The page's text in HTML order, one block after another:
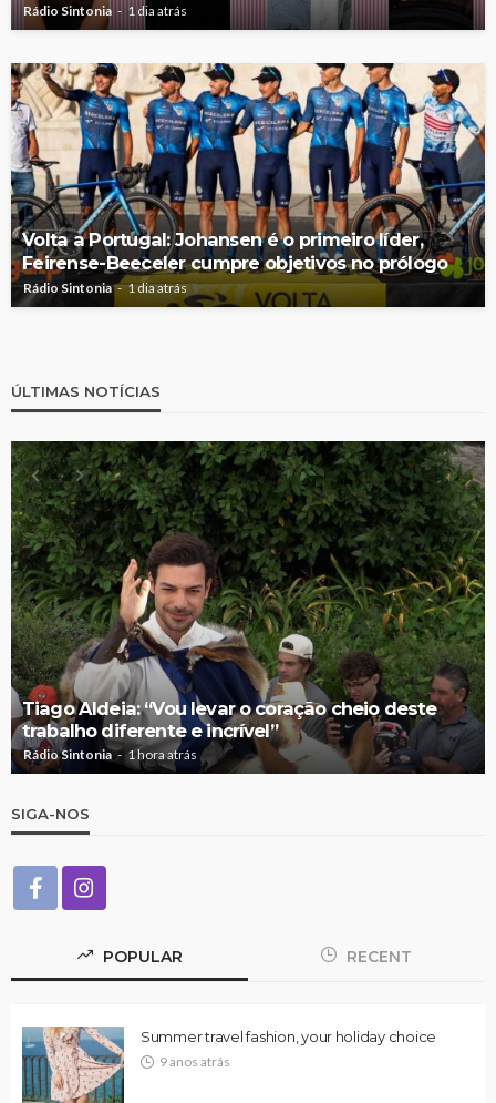
Rádio Sintonia 1 dia atrás
Volta a Portugal: Johansen é o primeiro líder,
Feirense-Beeceler cumpre objetivos no prólogo
Rádio Sintonia 1 dia atrás
ÚLTIMAS NOTÍCIAS
Tiago Aldeia: “Vou levar o coração cheio deste
trabalho diferente e incrível”
Rádio Sintonia 1 hora atrás
SIGA-NOS
POPULAR RECENT
Summer travel fashion, your holiday choice
9 anos atrás